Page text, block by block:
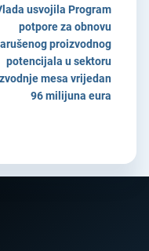
usvojila Program
potpore za obnovu
proizvodnog
potencijala u sektoru
mesa vrijedan
96 milijuna eura